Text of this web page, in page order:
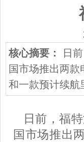
核心摘要：
日
国市场推出两
和一款预计续航
日前，福
国市场推出